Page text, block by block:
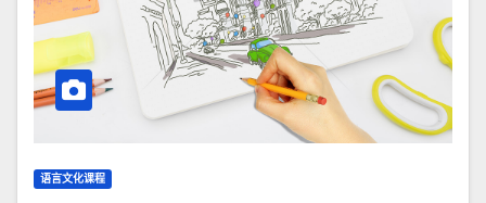
语言文化课程